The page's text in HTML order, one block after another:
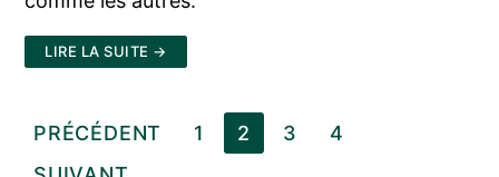
LIRE LA SUITE →
Pagination
des
PRÉCÉDENT 1 2 3
4